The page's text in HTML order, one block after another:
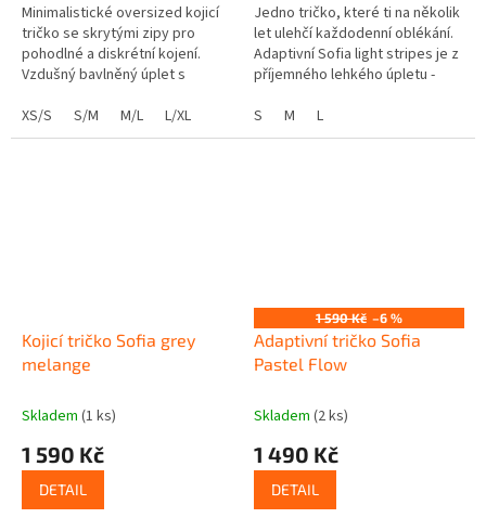
Minimalistické oversized kojicí
tričko se skrytými zipy pro
pohodlné a diskrétní kojení.
Vzdušný bavlněný úplet s
moderní basic styl pro...
XS/S S/M M/L L/XL
Jedno tričko, které ti na několik
let ulehčí každodenní oblékání.
Adaptivní Sofia light stripes je z
příjemného lehkého úpletu -
dnech....
S M L
Kojicí tričko Sofia grey
melange
Skladem (1 ks)
1 590 Kč
DETAIL
1 590 Kč –6 %
Adaptivní tričko Sofia
Pastel Flow
Skladem (2 ks)
1 490 Kč
DETAIL